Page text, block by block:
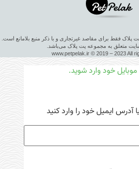
پلاک فقط برای مقاصد غیرتجاری و با ذکر منبع بلامانع است.
متعلق به مجموعه پت پلاک می‌باشد.
www.petpelak.ir © 2019 – 2023 All
خود وارد شوید.
آدرس ایمیل خود را وارد کنید